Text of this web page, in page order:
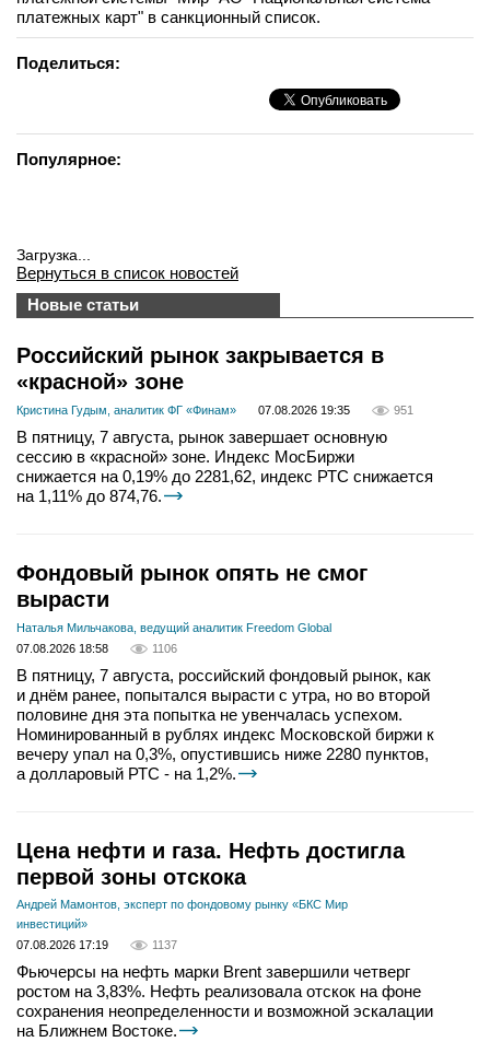
платежных карт" в санкционный список.
Поделиться:
Популярное:
Загрузка...
Вернуться в список новостей
Новые статьи
Российский рынок закрывается в
«красной» зоне
Кристина Гудым, аналитик ФГ «Финам» 07.08.2026 19:35 951
В пятницу, 7 августа, рынок завершает основную
сессию в «красной» зоне. Индекс МосБиржи
снижается на 0,19% до 2281,62, индекс РТС снижается
на 1,11% до 874,76.
Фондовый рынок опять не смог
вырасти
Наталья Мильчакова, ведущий аналитик Freedom Global
07.08.2026 18:58
1106
В пятницу, 7 августа, российский фондовый рынок, как
и днём ранее, попытался вырасти с утра, но во второй
половине дня эта попытка не увенчалась успехом.
Номинированный в рублях индекс Московской биржи к
вечеру упал на 0,3%, опустившись ниже 2280 пунктов,
а долларовый РТС - на 1,2%.
Цена нефти и газа. Нефть достигла
первой зоны отскока
Андрей Мамонтов, эксперт по фондовому рынку «БКС Мир
инвестиций»
07.08.2026 17:19
1137
Фьючерсы на нефть марки Brent завершили четверг
ростом на 3,83%. Нефть реализовала отскок на фоне
сохранения неопределенности и возможной эскалации
на Ближнем Востоке.